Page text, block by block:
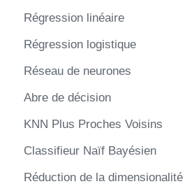
Régression linéaire
Régression logistique
Réseau de neurones
Abre de décision
KNN Plus Proches Voisins
Classifieur Naïf Bayésien
Réduction de la dimensionalité